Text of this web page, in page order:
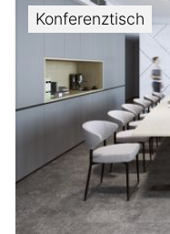
Konferenztisch